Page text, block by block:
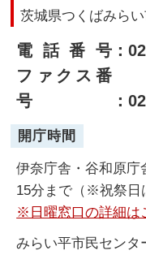
茨城県つくばみら
電話番号：
ファクス番
号
：
開庁時間
伊奈庁舎・谷和原庁
15分まで（※祝祭日
※日曜窓口の詳細は
みらい平市民センタ